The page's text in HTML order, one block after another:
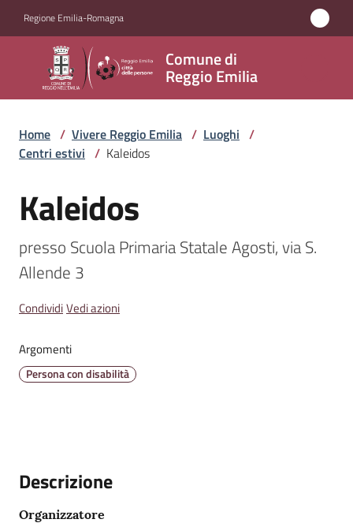
Regione Emilia-Romagna
Comune di
Reggio Emilia
Comune
di
Reggio
Emilia
Amministrazione
Novità
Reggio
Emilia
Menu selezionato
gli
Home / Vivere Reggio Emilia / Luoghi /
Centri estivi / Kaleidos
Salta al contenuto
Kaleidos
presso Scuola Primaria Statale Agosti, via S.
Allende 3
CondividiVedi azioni
Argomenti
Persona con disabilità
Descrizione
Organizzatore